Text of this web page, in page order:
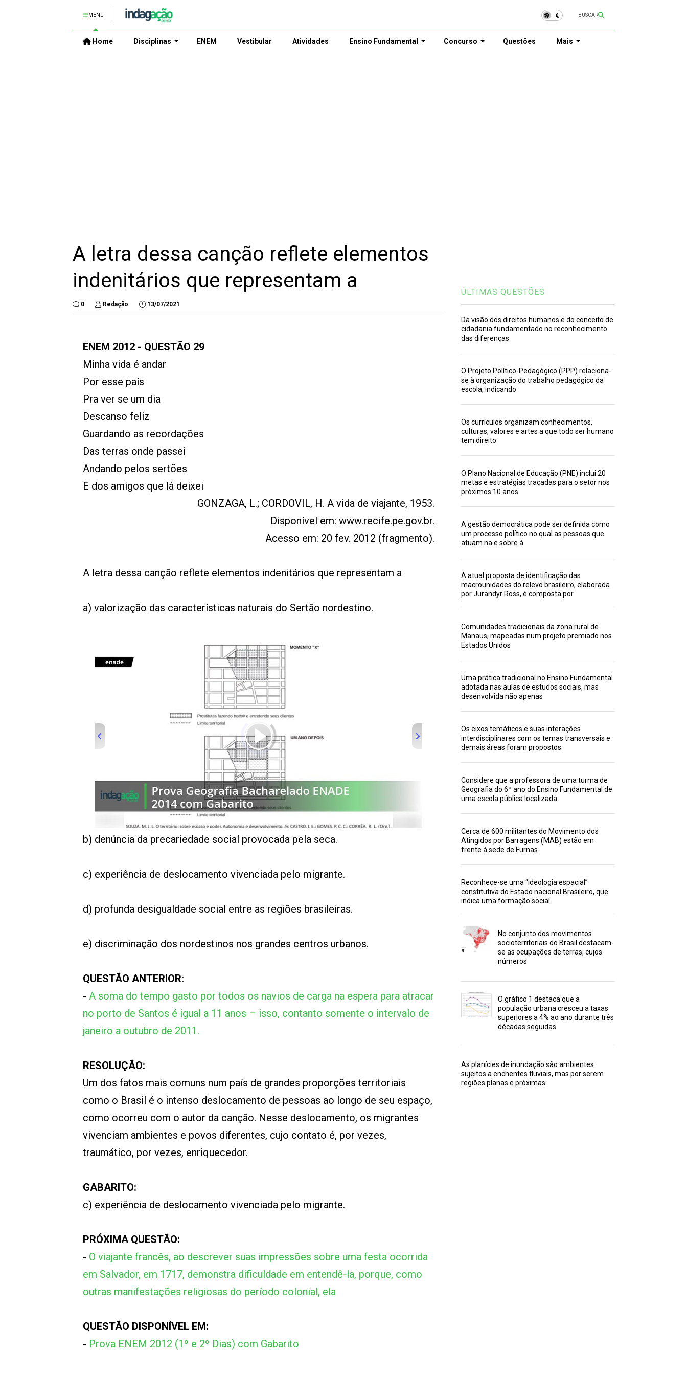
MENU BUSCAR
Home Disciplinas ENEM Vestibular Atividades Ensino Fundamental Concurso Questões Mais
A letra dessa canção reflete elementos
indenitários que representam a
0 Redação 13/07/2021
ENEM 2012 - QUESTÃO 29
Minha vida é andar
Por esse país
Pra ver se um dia
Descanso feliz
Guardando as recordações
Das terras onde passei
Andando pelos sertões
E dos amigos que lá deixei
GONZAGA, L.; CORDOVIL, H. A vida de viajante, 1953.
Disponível em: www.recife.pe.gov.br.
Acesso em: 20 fev. 2012 (fragmento).
A letra dessa canção reflete elementos indenitários que representam a
a) valorização das características naturais do Sertão nordestino.
b) denúncia da precariedade social provocada pela seca.
c) experiência de deslocamento vivenciada pelo migrante.
d) profunda desigualdade social entre as regiões brasileiras.
e) discriminação dos nordestinos nos grandes centros urbanos.
QUESTÃO ANTERIOR:
- A soma do tempo gasto por todos os navios de carga na espera para atracar
no porto de Santos é igual a 11 anos – isso, contanto somente o intervalo de
janeiro a outubro de 2011.
RESOLUÇÃO:
Um dos fatos mais comuns num país de grandes proporções territoriais
como o Brasil é o intenso deslocamento de pessoas ao longo de seu espaço,
como ocorreu com o autor da canção. Nesse deslocamento, os migrantes
vivenciam ambientes e povos diferentes, cujo contato é, por vezes,
traumático, por vezes, enriquecedor.
GABARITO:
c) experiência de deslocamento vivenciada pelo migrante.
PRÓXIMA QUESTÃO:
- O viajante francês, ao descrever suas impressões sobre uma festa ocorrida
em Salvador, em 1717, demonstra dificuldade em entendê-la, porque, como
outras manifestações religiosas do período colonial, ela
QUESTÃO DISPONÍVEL EM:
- Prova ENEM 2012 (1º e 2º Dias) com Gabarito
ÚLTIMAS QUESTÕES
Da visão dos direitos humanos e do conceito de
cidadania fundamentado no reconhecimento
das diferenças
O Projeto Político-Pedagógico (PPP) relaciona-
se à organização do trabalho pedagógico da
escola, indicando
Os currículos organizam conhecimentos,
culturas, valores e artes a que todo ser humano
tem direito
O Plano Nacional de Educação (PNE) inclui 20
metas e estratégias traçadas para o setor nos
próximos 10 anos
A gestão democrática pode ser definida como
um processo político no qual as pessoas que
atuam na e sobre à
A atual proposta de identificação das
macrounidades do relevo brasileiro, elaborada
por Jurandyr Ross, é composta por
Comunidades tradicionais da zona rural de
Manaus, mapeadas num projeto premiado nos
Estados Unidos
Uma prática tradicional no Ensino Fundamental
adotada nas aulas de estudos sociais, mas
desenvolvida não apenas
Os eixos temáticos e suas interações
interdisciplinares com os temas transversais e
demais áreas foram propostos
Considere que a professora de uma turma de
Geografia do 6º ano do Ensino Fundamental de
uma escola pública localizada
Cerca de 600 militantes do Movimento dos
Atingidos por Barragens (MAB) estão em
frente à sede de Furnas
Reconhece-se uma “ideologia espacial”
constitutiva do Estado nacional Brasileiro, que
indica uma formação social
No conjunto dos movimentos
socioterritoriais do Brasil destacam-
se as ocupações de terras, cujos
números
O gráfico 1 destaca que a
população urbana cresceu a taxas
superiores a 4% ao ano durante três
décadas seguidas
As planícies de inundação são ambientes
sujeitos a enchentes fluviais, mas por serem
regiões planas e próximas